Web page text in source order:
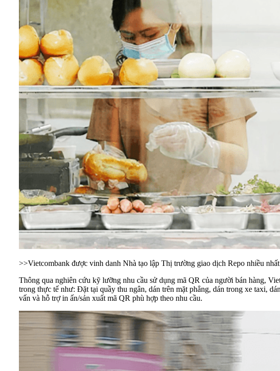
>>Vietcombank được vinh danh Nhà tạo lập Thị trường giao dịch Repo nhiều
Thông qua nghiên cứu kỹ lưỡng nhu cầu sử dụng mã QR của người bán hàng,
trong thực tế như: Đặt tại quầy thu ngân, dán trên mặt phẳng, dán trong xe taxi,
vấn và hỗ trợ in ấn/sản xuất mã QR phù hợp theo nhu cầu.